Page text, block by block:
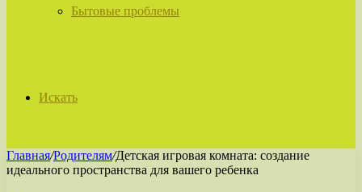
Бытовые проблемы
Искать
Главная/Родителям/Детская игровая комната: создание
идеального пространства для вашего ребенка